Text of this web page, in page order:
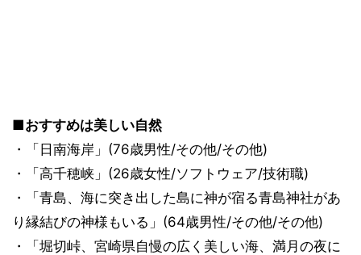
■おすすめは美しい自然
・「日南海岸」(76歳男性/その他/その他)
・「高千穂峡」(26歳女性/ソフトウェア/技術職)
・「青島、海に突き出した島に神が宿る青島神社があ
り縁結びの神様もいる」(64歳男性/その他/その他)
・「堀切峠、宮崎県自慢の広く美しい海、満月の夜に